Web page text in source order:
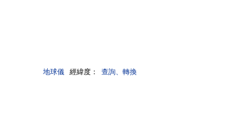
地球儀 經緯度： 查詢、轉換